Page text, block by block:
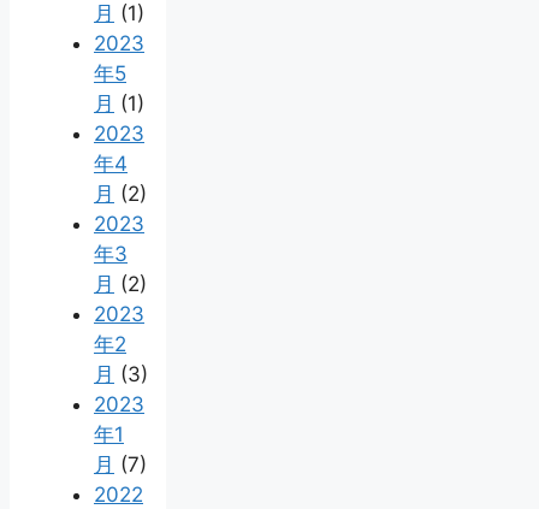
月 (1)
2023
年5
月 (1)
2023
年4
月 (2)
2023
年3
月 (2)
2023
年2
月 (3)
2023
年1
月 (7)
2022